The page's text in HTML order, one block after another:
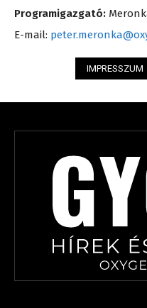
Programigazgató:
E-mail:
IMPRESSZUM